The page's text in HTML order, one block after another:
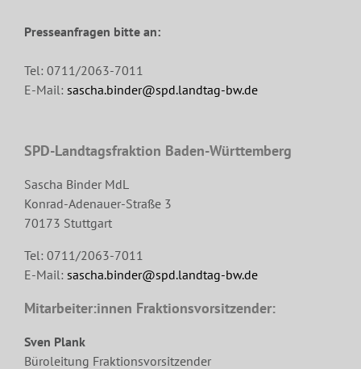
Presseanfragen bitte an:
Tel: 0711/2063-7011
E-Mail: sascha.binder@spd.landtag-bw.de
SPD-Landtagsfraktion Baden-Württemberg
Sascha Binder MdL
Konrad-Adenauer-Straße 3
70173 Stuttgart
Tel: 0711/2063-7011
E-Mail: sascha.binder@spd.landtag-bw.de
Mitarbeiter:innen Fraktionsvorsitzender:
Sven Plank
Büroleitung Fraktionsvorsitzender